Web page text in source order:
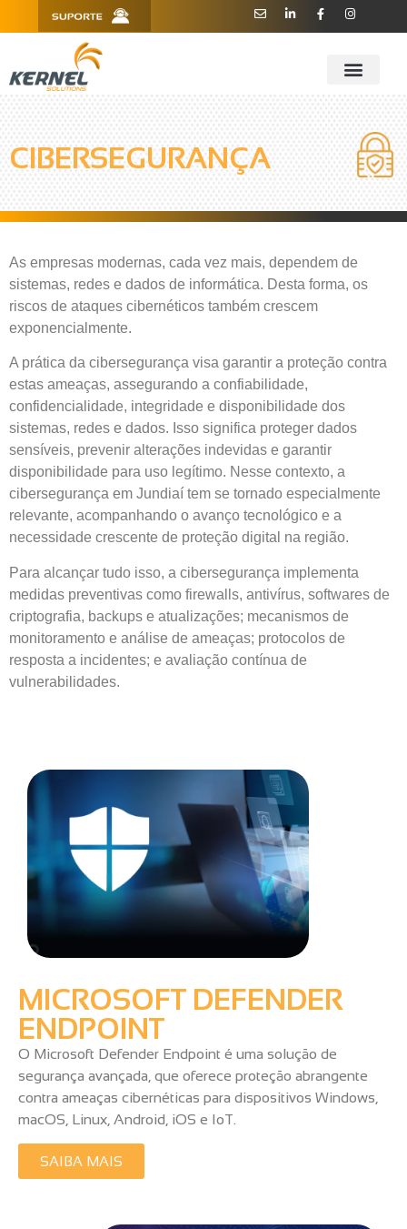
910 - CEP 13208-760 - Jundiaí/SP
CIBERSEGURANÇA
As empresas modernas, cada vez mais, dependem de
sistemas, redes e dados de informática. Desta forma, os
riscos de ataques cibernéticos também crescem
exponencialmente.
A prática da cibersegurança visa garantir a proteção contra
estas ameaças, assegurando a confiabilidade,
confidencialidade, integridade e disponibilidade dos
sistemas, redes e dados. Isso significa proteger dados
sensíveis, prevenir alterações indevidas e garantir
disponibilidade para uso legítimo. Nesse contexto, a
cibersegurança em Jundiaí tem se tornado especialmente
relevante, acompanhando o avanço tecnológico e a
necessidade crescente de proteção digital na região.
Para alcançar tudo isso, a cibersegurança implementa
medidas preventivas como firewalls, antivírus, softwares de
criptografia, backups e atualizações; mecanismos de
monitoramento e análise de ameaças; protocolos de
resposta a incidentes; e avaliação contínua de
vulnerabilidades.
MICROSOFT DEFENDER
ENDPOINT
O Microsoft Defender Endpoint é uma solução de
segurança avançada, que oferece proteção abrangente
contra ameaças cibernéticas para dispositivos Windows,
macOS, Linux, Android, iOS e IoT.
SAIBA MAIS